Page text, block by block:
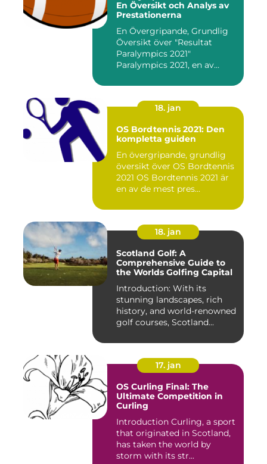
En Översikt och Analys av
Prestationerna
En Övergripande, Grundlig
Översikt över "Resultat
Paralympics 2021"
Paralympics 2021, en av
18. jan
OS Bordtennis 2021: Den
kompletta guiden
En övergripande, grundlig
översikt över OS Bordtennis
2021 OS Bordtennis 2021 är
en av de mest pres...
18. jan
Scotland Golf: A
Comprehensive Guide to
the Worlds Golfing Capital
Introduction: With its
stunning landscapes, rich
history, and world-renowned
golf courses, Scotland...
17. jan
OS Curling Final: The
Ultimate Competition in
Curling
Introduction Curling, a sport
that originated in Scotland,
has taken the world by
storm with its str...